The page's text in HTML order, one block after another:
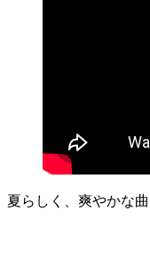
夏らしく、爽やかな曲